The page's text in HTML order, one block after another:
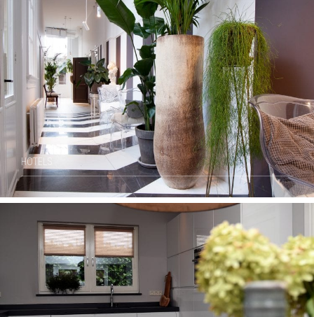
HOTELS